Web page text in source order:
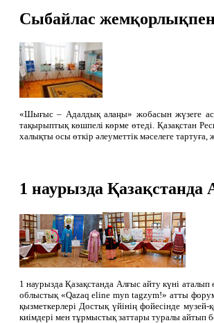
Сыбайлас жемқорлықпен
«Шығыс – Адалдық алаңы» жобасын жүзеге
тақырыптық көшпелі көрме өтеді. Қазақстан
халықты осы өткір әлеуметтік мәселеге
1 наурызда Қазақстанда
1 наурызда Қазақстанда Алғыс айту күні
облыстық «Qazaq eline myn tagzym!» атты
қызметкерлері Достық үйінің фойесінде
киімдері мен тұрмыстық заттары туралы айтып